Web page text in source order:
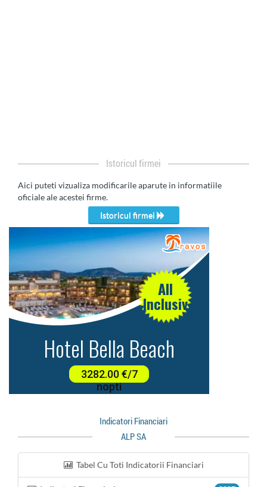
Istoricul firmei
Aici puteti vizualiza modificarile aparute in informatiile
oficiale ale acestei firme.
Istoricul firmei
Indicatori Financiari
ALP SA
Tabel Cu Toti Indicatorii Financiari